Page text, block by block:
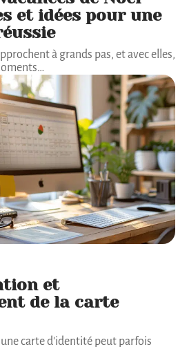
et idées pour une
à grands pas, et avec elles,
…
et
de la carte
carte d'identité peut parfois